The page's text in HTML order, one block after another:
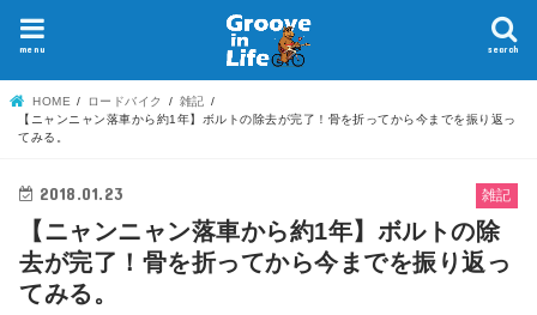
search
menu
HOME ロードバイク
雑記
【ニャンニャン落車から約1年】ボルトの除去が完了！骨を折ってから今までを振り返っ
てみる。
雑記
2018.01.23
【ニャンニャン落車から約1年】ボルトの除
去が完了！骨を折ってから今までを振り返っ
てみる。